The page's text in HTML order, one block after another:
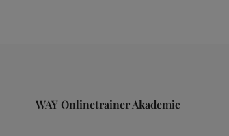
WAY Onlinetrainer Akademie